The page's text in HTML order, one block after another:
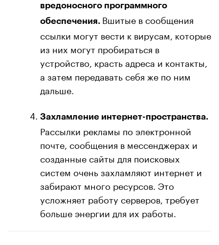
вредоносного программного
обеспечения. Вшитые в сообщения
ссылки могут вести к вирусам, которые
из них могут пробираться в
устройство, красть адреса и контакты,
а затем передавать себя же по ним
дальше.
Захламление интернет-пространства.
Рассылки рекламы по электронной
почте, сообщения в мессенджерах и
созданные сайты для поисковых
систем очень захламляют интернет и
забирают много ресурсов. Это
усложняет работу серверов, требует
больше энергии для их работы.